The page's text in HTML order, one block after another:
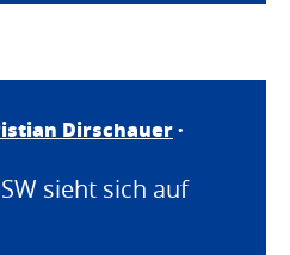
Dirschauer·
sieht sich auf